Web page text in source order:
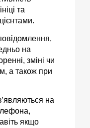
та
на
зміні чи
а також при
на
якщо